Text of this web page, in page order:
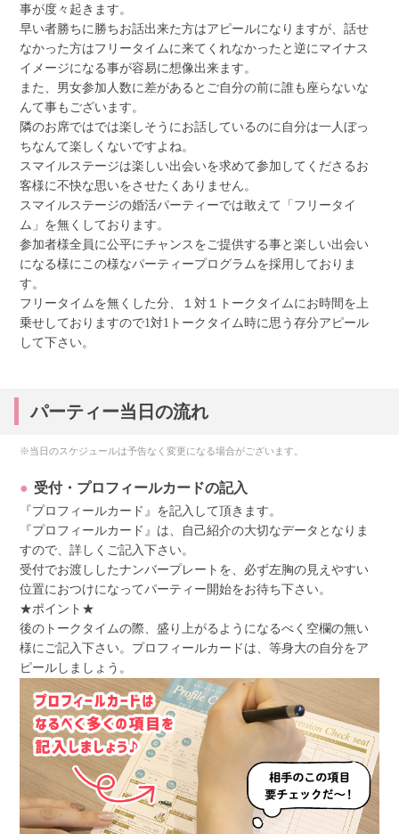
事が度々起きます。
早い者勝ちに勝ちお話出来た方はアピールになりますが、話せ
なかった方はフリータイムに来てくれなかったと逆にマイナス
イメージになる事が容易に想像出来ます。
また、男女参加人数に差があるとご自分の前に誰も座らないな
んて事もございます。
隣のお席ではでは楽しそうにお話しているのに自分は一人ぼっ
ちなんて楽しくないですよね。
スマイルステージは楽しい出会いを求めて参加してくださるお
客様に不快な思いをさせたくありません。
スマイルステージの婚活パーティーでは敢えて「フリータイ
ム」を無くしております。
参加者様全員に公平にチャンスをご提供する事と楽しい出会い
になる様にこの様なパーティープログラムを採用しておりま
す。
フリータイムを無くした分、１対１トークタイムにお時間を上
乗せしておりますので1対1トークタイム時に思う存分アピール
して下さい。
パーティー当日の流れ
※当日のスケジュールは予告なく変更になる場合がございます。
受付・プロフィールカードの記入
『プロフィールカード』を記入して頂きます。
『プロフィールカード』は、自己紹介の大切なデータとなりま
すので、詳しくご記入下さい。
受付でお渡ししたナンバープレートを、必ず左胸の見えやすい
位置におつけになってパーティー開始をお待ち下さい。
★ポイント★
後のトークタイムの際、盛り上がるようになるべく空欄の無い
様にご記入下さい。プロフィールカードは、等身大の自分をア
ピールしましょう。